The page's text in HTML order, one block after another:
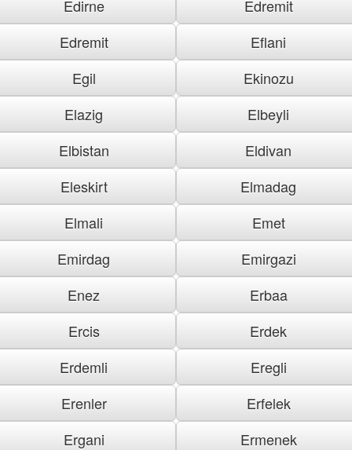
Edirne
Edremit
Edremit
Eflani
Egil
Ekinozu
Elazig
Elbeyli
Elbistan
Eldivan
Eleskirt
Elmadag
Elmali
Emet
Emirdag
Emirgazi
Enez
Erbaa
Ercis
Erdek
Erdemli
Eregli
Erenler
Erfelek
Ergani
Ermenek